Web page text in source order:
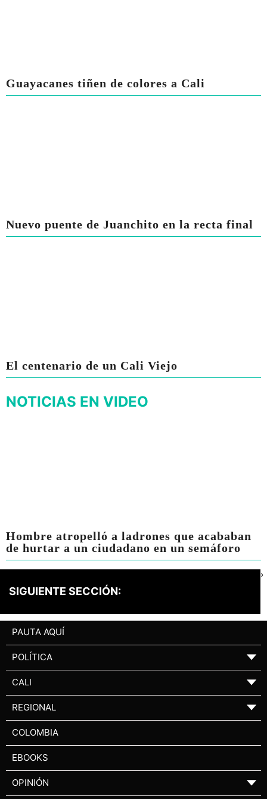
Guayacanes tiñen de colores a Cali
Nuevo puente de Juanchito en la recta final
El centenario de un Cali Viejo
NOTICIAS EN VIDEO
Hombre atropelló a ladrones que acababan
de hurtar a un ciudadano en un semáforo
SIGUIENTE SECCIÓN:
›
PAUTA AQUÍ
POLÍTICA ▼
CALI ▼
REGIONAL ▼
COLOMBIA
EBOOKS
OPINIÓN ▼